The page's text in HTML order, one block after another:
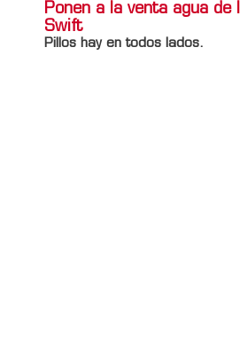
Ponen a la venta agua
Swift
Pillos hay en todos lados.